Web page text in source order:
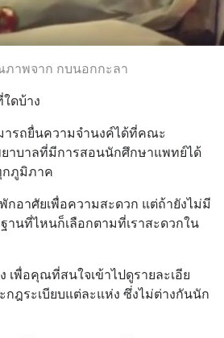
าพจาก กบนอกกะลา
ดบ้าง
ารถยื่นความจำนงค์ได้ที่คณะ
าบาลที่มีการสอนนักศึกษาแพทย์ได้
กภูมิภาค
อาศัยเพื่อความสะดวก แต่ถ้ายังไม่มี
านที่ไหนก็เลือกตามที่เราสะดวกใน
เพื่อคุณที่สนใจเข้าไปดูรายละเอีย
กฎระเบียบแต่ละแห่ง ซึ่งไม่ต่างกันนัก